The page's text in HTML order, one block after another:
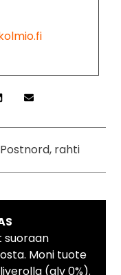
rahti
suoraan
Moni tuote
(alv 0%).